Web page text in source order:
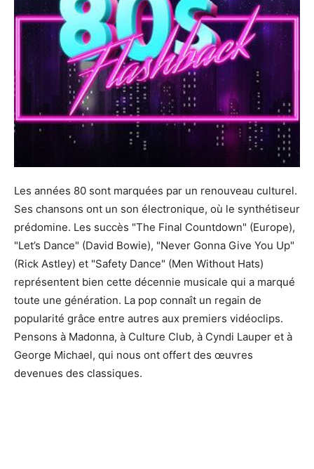
Les années 80 sont marquées par un renouveau culturel.
Ses chansons ont un son électronique, où le synthétiseur
prédomine. Les succès "The Final Countdown" (Europe),
"Let’s Dance" (David Bowie), "Never Gonna Give You Up"
(Rick Astley) et "Safety Dance" (Men Without Hats)
représentent bien cette décennie musicale qui a marqué
toute une génération. La pop connaît un regain de
popularité grâce entre autres aux premiers vidéoclips.
Pensons à Madonna, à Culture Club, à Cyndi Lauper et à
George Michael, qui nous ont offert des œuvres
devenues des classiques.